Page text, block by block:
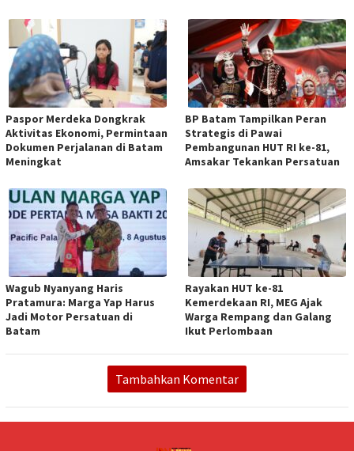
Paspor Merdeka Dongkrak
Aktivitas Ekonomi, Permintaan
Dokumen Perjalanan di Batam
Meningkat
BP Batam Tampilkan Peran
Strategis di Pawai
Pembangunan HUT RI ke-81,
Amsakar Tekankan Persatuan
Wagub Nyanyang Haris
Pratamura: Marga Yap Harus
Jadi Motor Persatuan di
Batam
Rayakan HUT ke-81
Kemerdekaan RI, MEG Ajak
Warga Rempang dan Galang
Ikut Perlombaan
Tambahkan Komentar